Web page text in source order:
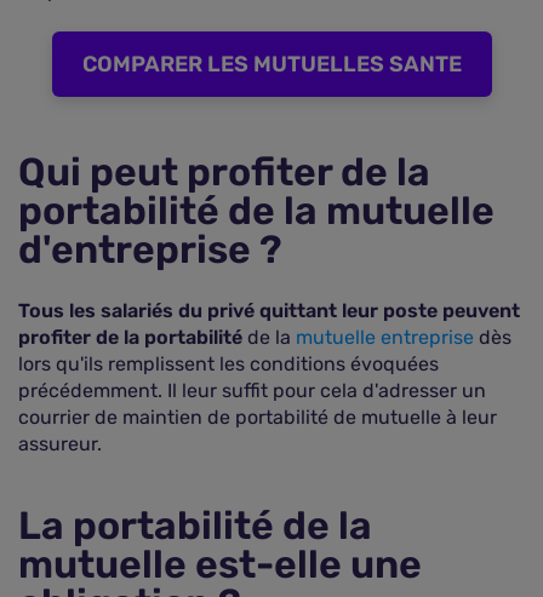
COMPARER LES MUTUELLES SANTE
Qui peut profiter de la
portabilité de la mutuelle
d'entreprise ?
Tous les salariés du privé quittant leur poste peuvent
profiter de la portabilité de la mutuelle entreprise dès
lors qu'ils remplissent les conditions évoquées
précédemment. Il leur suffit pour cela d'adresser un
courrier de maintien de portabilité de mutuelle à leur
assureur.
La portabilité de la
mutuelle est-elle une